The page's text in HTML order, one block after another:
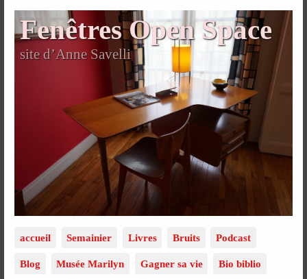
Fenêtres Open Space
site d’Anne Savelli
accueil Semainier Livres Bruits Podcast
Blog Musée Marilyn Gagner sa vie Bio biblio